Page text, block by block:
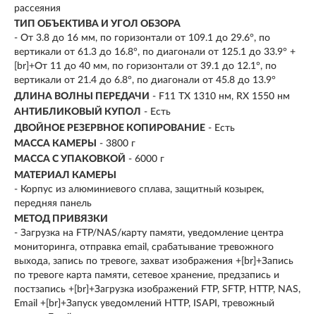
рассеяния
ТИП ОБЪЕКТИВА И УГОЛ ОБЗОРА
- От 3.8 до 16 мм, по горизонтали от 109.1 до 29.6°, по
вертикали от 61.3 до 16.8°, по диагонали от 125.1 до 33.9° +
[br]+От 11 до 40 мм, по горизонтали от 39.1 до 12.1°, по
вертикали от 21.4 до 6.8°, по диагонали от 45.8 до 13.9°
ДЛИНА ВОЛНЫ ПЕРЕДАЧИ - F11 TX 1310 нм, RX 1550 нм
АНТИБЛИКОВЫЙ КУПОЛ - Есть
ДВОЙНОЕ РЕЗЕРВНОЕ КОПИРОВАНИЕ - Есть
МАССА КАМЕРЫ
- 3800 г
МАССА С УПАКОВКОЙ - 6000 г
МАТЕРИАЛ КАМЕРЫ
- Корпус из алюминиевого сплава, защитный козырек,
передняя панель
МЕТОД ПРИВЯЗКИ
- Загрузка на FTP/NAS/карту памяти, уведомление центра
мониторинга, отправка email, срабатывание тревожного
выхода, запись по тревоге, захват изображения +[br]+Запись
по тревоге карта памяти, сетевое хранение, предзапись и
постзапись +[br]+Загрузка изображений FTP, SFTP, HTTP, NAS,
Email +[br]+Запуск уведомлений HTTP, ISAPI, тревожный